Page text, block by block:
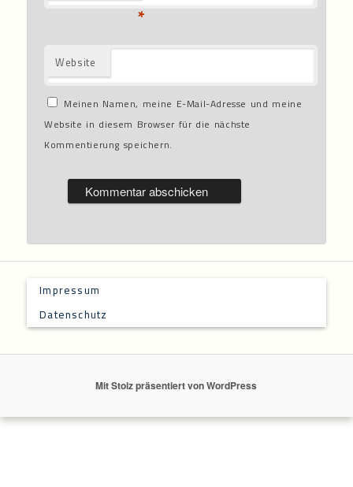
*
Website
Meinen Namen, meine E-Mail-Adresse und meine
Website in diesem Browser für die nächste
Kommentierung speichern.
Impressum
Datenschutz
Mit Stolz präsentiert von WordPress